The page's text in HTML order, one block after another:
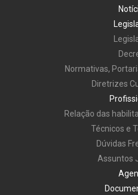
Normativas,
Diretrizes
Relação das
Técnicos e
Dúvidas
Assuntos